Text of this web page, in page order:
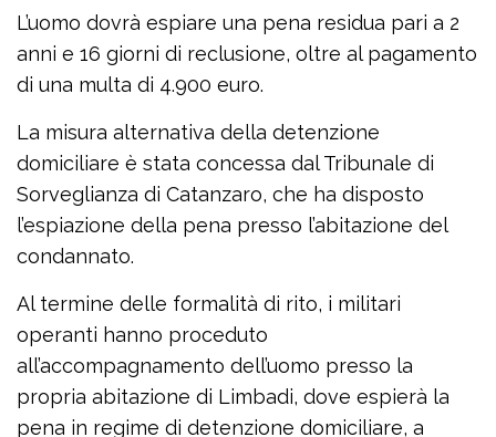
L’uomo dovrà espiare una pena residua pari a 2
anni e 16 giorni di reclusione, oltre al pagamento
di una multa di 4.900 euro.
La misura alternativa della detenzione
domiciliare è stata concessa dal Tribunale di
Sorveglianza di Catanzaro, che ha disposto
l’espiazione della pena presso l’abitazione del
condannato.
Al termine delle formalità di rito, i militari
operanti hanno proceduto
all’accompagnamento dell’uomo presso la
propria abitazione di Limbadi, dove espierà la
pena in regime di detenzione domiciliare, a